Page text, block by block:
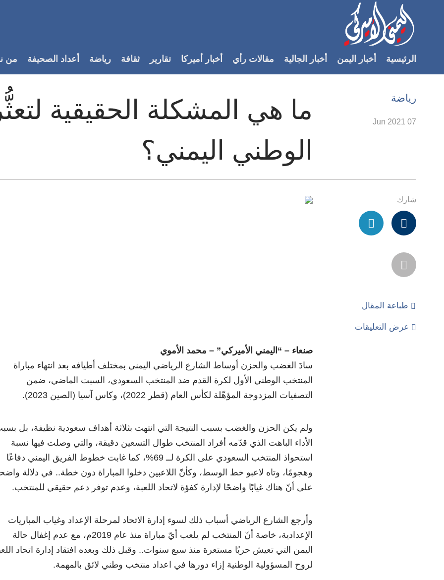
Accessibility
الرئيسي
الأقسام
الرئيسية أخبار اليمن أخبار الجالية مقالات رأي أخبار أميركا تقارير ثقافة رياضة أعداد الصحيفة من
رياضة
ما هي المشكلة الحقيقية
الوطني اليمني؟
07 Jun 2021
شارك
طباعة المقال
عرض التعليقات
صنعاء – “اليمني الأميركي” – محمد الأموي
سادَ الغضب والحزن أوساط الشارع الرياضي اليمني بمختلف أطيافه بعد انتهاء مباراة
المنتخب الوطني الأول لكرة القدم ضد المنتخب السعودي، السبت الماضي، ضمن
التصفيات المزدوجة المؤهّلة لكأس العام (قطر 2022)، وكاس آسيا (الصين 2023).
ولم يكن الحزن والغضب بسبب النتيجة التي انتهت بثلاثة أهداف سعودية نظيفة، بل
الأداء الباهت الذي قدّمه أفراد المنتخب طوال التسعين دقيقة، والتي وصلت فيها نسبة
استحواذ المنتخب السعودي على الكرة لــ 69%، كما غابت خطوط الفريق اليمني دفاعًا
وهجومًا، وتاه لاعبو خط الوسط، وكأنّ اللاعبين دخلوا المباراة دون خطة.. في دلالة
على أنّ هناك غيابًا واضحًا لإدارة كفؤة لاتحاد اللعبة، وعدم توفر دعم حقيقي للمنتخب.
وأرجع الشارع الرياضي أسباب ذلك لسوء إدارة الاتحاد لمرحلة الإعداد وغياب المباريات
الإعدادية، خاصة أنّ المنتخب لم يلعب أيّ مباراة منذ عام 2019م، مع عدم إغفال حالة
اليمن التي تعيش حربًا مستعرة منذ سبع سنوات.. وقبل ذلك وبعده افتقاد إدارة اتحاد
لروح المسؤولية الوطنية إزاء دورها في اعداد منتخب وطني لائق بالمهمة.